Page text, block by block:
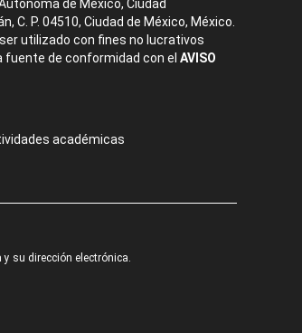
de México, Ciudad
C. P. 04510, Ciudad de México, México.
utilizado con fines no lucrativos
fuente de conformidad con el AVISO
académicas
su dirección electrónica.